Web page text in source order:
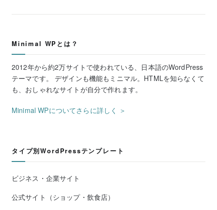
Minimal WPとは？
2012年から約2万サイトで使われている、日本語のWordPress
テーマです。 デザインも機能もミニマル。HTMLを知らなくて
も、おしゃれなサイトが自分で作れます。
Minimal WPについてさらに詳しく ＞
タイプ別WordPressテンプレート
ビジネス・企業サイト
公式サイト（ショップ・飲食店）